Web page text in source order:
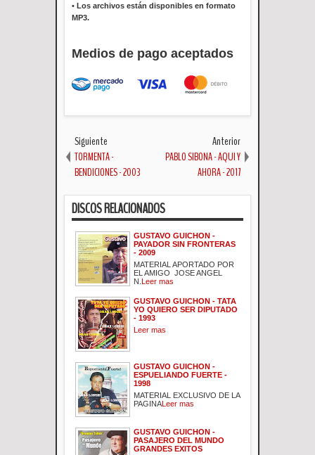
• Los archivos están disponibles en formato
MP3.
Medios de pago aceptados
Siguiente
TORMENTA -
BENDICIONES - 2003
Anterior
PABLO SIBONA - AQUI Y
AHORA - 2017
DISCOS RELACIONADOS
GUSTAVO GUICHON -
PAYADOR SIN FRONTERAS
- 2009
MATERIAL APORTADO POR
EL AMIGO JOSE ANGEL
N. Leer mas
GUSTAVO GUICHON - TATA
YO QUIERO SER DIPUTADO
- 1993
Leer mas
GUSTAVO GUICHON -
ESPUELIANDO FUERTE -
1998
MATERIAL EXCLUSIVO DE LA
PAGINALeer mas
GUSTAVO GUICHON -
PASAJERO DEL MUNDO
GRANDES EXITOS